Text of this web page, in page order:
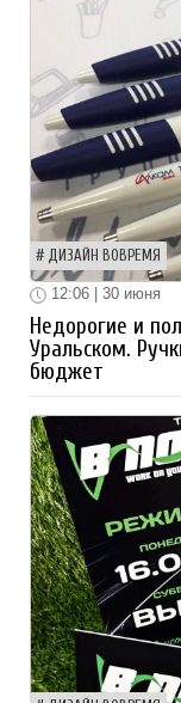
ДИЗАЙН ВОВРЕМЯ
12:06 | 30 июня
Недорогие и
Уральском.
бюджет